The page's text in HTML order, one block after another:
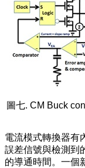
圖七. CM Buck
電流模式轉換器有
誤差信號與檢測到
的導通時間。一個